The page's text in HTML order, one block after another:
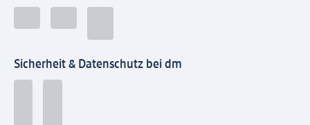
Sicherheit & Datenschutz bei dm